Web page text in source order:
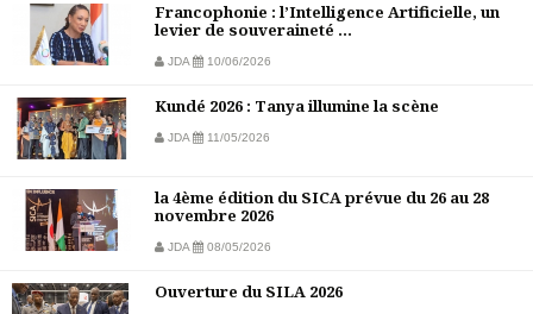
Francophonie : l’Intelligence Artificielle, un
levier de souveraineté ...
JDA 10/06/2026
Kundé 2026 : Tanya illumine la scène
JDA 11/05/2026
la 4ème édition du SICA prévue du 26 au 28
novembre 2026
JDA 08/05/2026
Ouverture du SILA 2026